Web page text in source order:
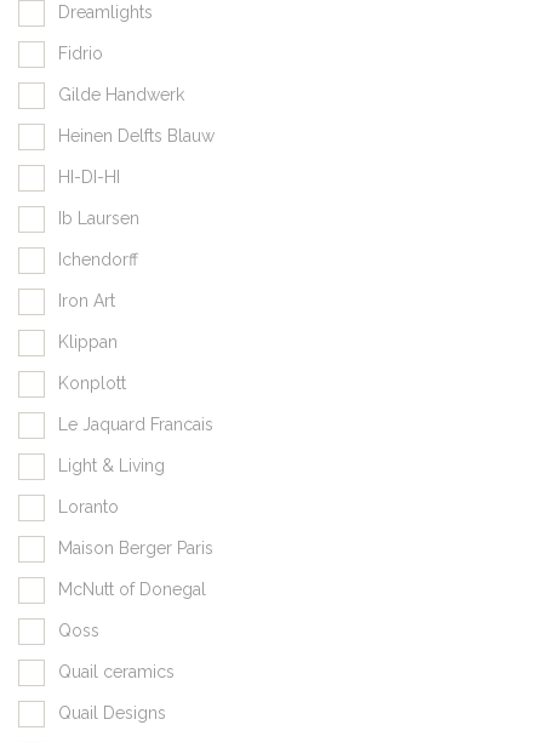
Dreamlights
Fidrio
Gilde Handwerk
Heinen Delfts Blauw
HI-DI-HI
Ib Laursen
Ichendorff
Iron Art
Klippan
Konplott
Le Jaquard Francais
Light & Living
Loranto
Maison Berger Paris
McNutt of Donegal
Qoss
Quail ceramics
Quail Designs